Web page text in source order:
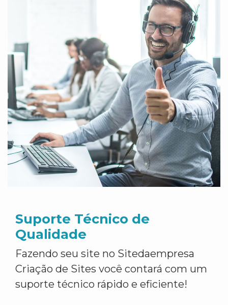
Suporte Técnico de
Qualidade
Fazendo seu site no Sitedaempresa
Criação de Sites você contará com um
suporte técnico rápido e eficiente!